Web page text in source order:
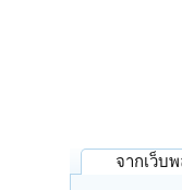
จากเว็บ